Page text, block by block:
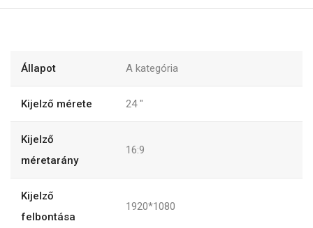
g
Állapot A kategória
Kijelző mérete 24 "
Kijelző
méretarány
16:9
Kijelző
felbontása
1920*1080